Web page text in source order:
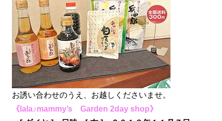
お誘い合わせのうえ、お越しくださいませ。
《lala♪mammy’s Garden 2day shop》